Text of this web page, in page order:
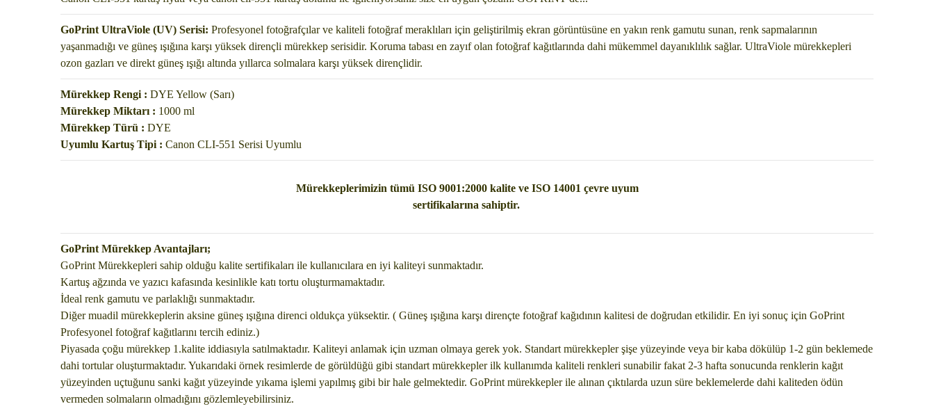
GoPrint UltraViole (UV) Serisi: Profesyonel fotoğrafçılar ve kaliteli fotoğraf meraklıları için geliştirilmiş ekran görüntüsüne en yakın renk gamutu sunan, renk sapmalarının
yaşanmadığı ve güneş ışığına karşı yüksek dirençli mürekkep serisidir. Koruma tabası en zayıf olan fotoğraf kağıtlarında dahi mükemmel dayanıklılık sağlar. UltraViole mürekkepleri
ozon gazları ve direkt güneş ışığı altında yıllarca solmalara karşı yüksek dirençlidir.
Mürekkep Rengi : DYE Yellow (Sarı)
Mürekkep Miktarı : 1000 ml
Mürekkep Türü : DYE
Uyumlu Kartuş Tipi : Canon CLI-551 Serisi Uyumlu
Mürekkeplerimizin tümü ISO 9001:2000 kalite ve ISO 14001 çevre uyum
sertifikalarına sahiptir.
GoPrint Mürekkep Avantajları;
GoPrint Mürekkepleri sahip olduğu kalite sertifikaları ile kullanıcılara en iyi kaliteyi sunmaktadır.
Kartuş ağzında ve yazıcı kafasında kesinlikle katı tortu oluşturmamaktadır.
İdeal renk gamutu ve parlaklığı sunmaktadır.
Diğer muadil mürekkeplerin aksine güneş ışığına direnci oldukça yüksektir. ( Güneş ışığına karşı dirençte fotoğraf kağıdının kalitesi de doğrudan etkilidir. En iyi sonuç için GoPrint
Profesyonel fotoğraf kağıtlarını tercih ediniz.)
Piyasada çoğu mürekkep 1.kalite iddiasıyla satılmaktadır. Kaliteyi anlamak için uzman olmaya gerek yok. Standart mürekkepler şişe yüzeyinde veya bir kaba dökülüp 1-2 gün beklemede
dahi tortular oluşturmaktadır. Yukarıdaki örnek resimlerde de görüldüğü gibi standart mürekkepler ilk kullanımda kaliteli renkleri sunabilir fakat 2-3 hafta sonucunda renklerin kağıt
yüzeyinden uçtuğunu sanki kağıt yüzeyinde yıkama işlemi yapılmış gibi bir hale gelmektedir. GoPrint mürekkepler ile alınan çıktılarda uzun süre beklemelerde dahi kaliteden ödün
vermeden solmaların olmadığını gözlemleyebilirsiniz.